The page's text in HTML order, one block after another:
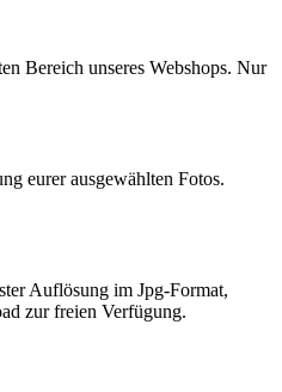
Bereich unseres Webshops. Nur
eurer ausgewählten Fotos.
Auflösung im Jpg-Format,
zur freien Verfügung.